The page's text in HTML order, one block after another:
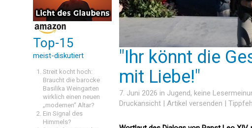
Top-15
meist-diskutiert
Streit kocht hoch:
Braucht die barocke
Basilika Weingarten
wirklich einen neuen
„modernen“ Altar?
Ein Signal des
Himmels?
"Ihr könnt die
mit Liebe!"
7. Juni 2026 in Jugend, keine
Druckansicht | Artikel versenden |